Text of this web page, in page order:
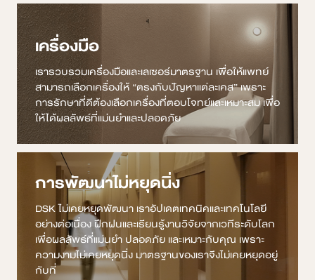
เครื่องมือ
เรารวบรวมเครื่องมือและเลเซอร์มาตรฐาน เพื่อให้แพทย์
สามารถเลือกเครื่องให้ “ตรงกับปัญหาแต่ละเคส” เพราะ
การรักษาที่ดีต้องเลือกเครื่องที่ตอบโจทย์และเหมาะสม เพื่อ
ให้ได้ผลลัพธ์ที่แม่นยำและปลอดภัย
การพัฒนาไม่หยุดนิ่ง
DSK ไม่เคยหยุดพัฒนา เราอัปเดตเทคนิคและเทคโนโลยี
อย่างต่อเนื่อง ฝึกฝนและเรียนรู้งานวิจัยจากเวทีระดับโลก
เพื่อผลลัพธ์ที่แม่นยำ ปลอดภัย และเหมาะกับคุณ เพราะ
ความงามไม่เคยหยุดนิ่ง มาตรฐานของเราจึงไม่เคยหยุดอยู่
กับที่